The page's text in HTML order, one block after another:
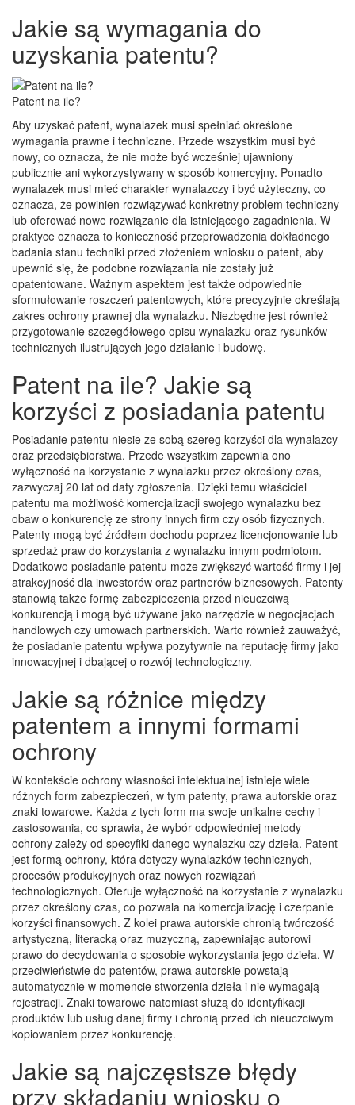
Jakie są wymagania do
uzyskania patentu?
Patent na ile?
Aby uzyskać patent, wynalazek musi spełniać określone
wymagania prawne i techniczne. Przede wszystkim musi być
nowy, co oznacza, że nie może być wcześniej ujawniony
publicznie ani wykorzystywany w sposób komercyjny. Ponadto
wynalazek musi mieć charakter wynalazczy i być użyteczny, co
oznacza, że powinien rozwiązywać konkretny problem techniczny
lub oferować nowe rozwiązanie dla istniejącego zagadnienia. W
praktyce oznacza to konieczność przeprowadzenia dokładnego
badania stanu techniki przed złożeniem wniosku o patent, aby
upewnić się, że podobne rozwiązania nie zostały już
opatentowane. Ważnym aspektem jest także odpowiednie
sformułowanie roszczeń patentowych, które precyzyjnie określają
zakres ochrony prawnej dla wynalazku. Niezbędne jest również
przygotowanie szczegółowego opisu wynalazku oraz rysunków
technicznych ilustrujących jego działanie i budowę.
Patent na ile? Jakie są
korzyści z posiadania patentu
Posiadanie patentu niesie ze sobą szereg korzyści dla wynalazcy
oraz przedsiębiorstwa. Przede wszystkim zapewnia ono
wyłączność na korzystanie z wynalazku przez określony czas,
zazwyczaj 20 lat od daty zgłoszenia. Dzięki temu właściciel
patentu ma możliwość komercjalizacji swojego wynalazku bez
obaw o konkurencję ze strony innych firm czy osób fizycznych.
Patenty mogą być źródłem dochodu poprzez licencjonowanie lub
sprzedaż praw do korzystania z wynalazku innym podmiotom.
Dodatkowo posiadanie patentu może zwiększyć wartość firmy i jej
atrakcyjność dla inwestorów oraz partnerów biznesowych. Patenty
stanowią także formę zabezpieczenia przed nieuczciwą
konkurencją i mogą być używane jako narzędzie w negocjacjach
handlowych czy umowach partnerskich. Warto również zauważyć,
że posiadanie patentu wpływa pozytywnie na reputację firmy jako
innowacyjnej i dbającej o rozwój technologiczny.
Jakie są różnice między
patentem a innymi formami
ochrony
W kontekście ochrony własności intelektualnej istnieje wiele
różnych form zabezpieczeń, w tym patenty, prawa autorskie oraz
znaki towarowe. Każda z tych form ma swoje unikalne cechy i
zastosowania, co sprawia, że wybór odpowiedniej metody
ochrony zależy od specyfiki danego wynalazku czy dzieła. Patent
jest formą ochrony, która dotyczy wynalazków technicznych,
procesów produkcyjnych oraz nowych rozwiązań
technologicznych. Oferuje wyłączność na korzystanie z wynalazku
przez określony czas, co pozwala na komercjalizację i czerpanie
korzyści finansowych. Z kolei prawa autorskie chronią twórczość
artystyczną, literacką oraz muzyczną, zapewniając autorowi
prawo do decydowania o sposobie wykorzystania jego dzieła. W
przeciwieństwie do patentów, prawa autorskie powstają
automatycznie w momencie stworzenia dzieła i nie wymagają
rejestracji. Znaki towarowe natomiast służą do identyfikacji
produktów lub usług danej firmy i chronią przed ich nieuczciwym
kopiowaniem przez konkurencję.
Jakie są najczęstsze błędy
przy składaniu wniosku o